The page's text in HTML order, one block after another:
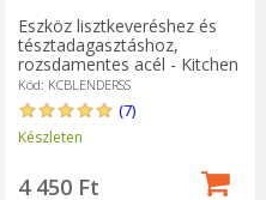
Eszköz lisztkeveréshez és
tésztadagasztáshoz,
rozsdamentes acél - Kitchen
Craft
Kód: KCBLENDERSS
(7)
Készleten
4 450 Ft